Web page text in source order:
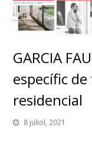
GARCIA
específic
residencial
8 juliol, 2021